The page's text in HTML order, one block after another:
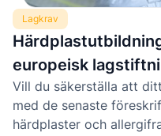
Lagkrav
europeisk
Vill du säkerställa att
med de senaste
härdplaster och